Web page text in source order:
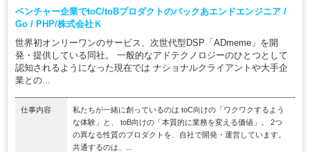
ベンチャー企業でtoC/toBプロダクトのバックあエンドエンジニア /
Go / PHP/株式会社Ｋ
世界初オンリーワンのサービス、次世代型DSP「ADmeme」を開
発・提供している同社。 一般的なアドテクノロジーのひとつとして
認知されるようになった現在では ナショナルクライアントや大手企
業との...
仕事内容
私たちが一緒に創っているのは toC向けの「ワクワクするよう
な体験」と、 toB向けの「本質的に業務を変える価値」。 2つ
の異なる性質のプロダクトを、自社で開発・運営しています。
共通するのは、...